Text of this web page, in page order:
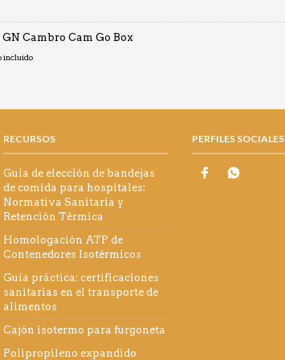
Cambro Cam Go Box
incluido
RECURSOS
Guía de elección de bandejas
de comida para hospitales:
Normativa Sanitaria y
Retención Térmica
Homologación ATP de
Contenedores Isotérmicos
Guía práctica: certificaciones
sanitarias en el transporte de
alimentos
Cajón isotermo para furgoneta
Polipropileno expandido
PERFILES SOCIALES